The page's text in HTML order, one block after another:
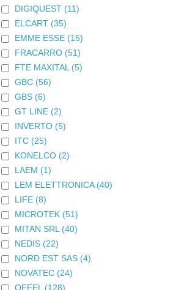
DIGIQUEST (11)
ELCART (35)
EMME ESSE (15)
FRACARRO (51)
FTE MAXITAL (5)
GBC (56)
GBS (6)
GT LINE (2)
INVERTO (5)
ITC (25)
KONELCO (2)
LAEM (1)
LEM ELETTRONICA(40)
LIFE (8)
MICROTEK (51)
MITAN SRL (40)
NEDIS (22)
NORD EST SAS (4)
NOVATEC (24)
OFFEL (128)